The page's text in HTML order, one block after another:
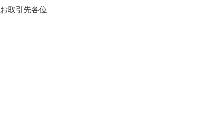
お取引先各位